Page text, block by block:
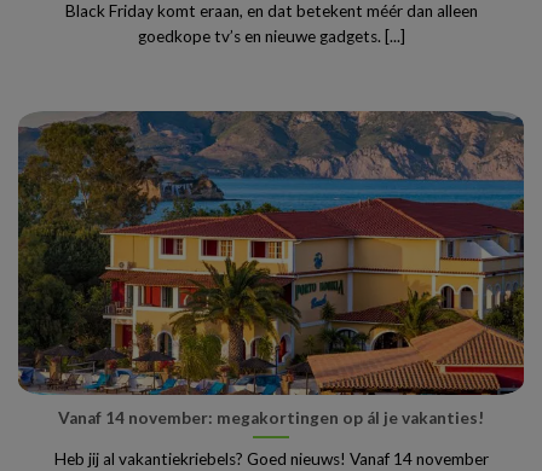
Black Friday komt eraan, en dat betekent méér dan alleen
goedkope tv’s en nieuwe gadgets. [...]
Vanaf 14 november: megakortingen op ál je vakanties!
Heb jij al vakantiekriebels? Goed nieuws! Vanaf 14 november